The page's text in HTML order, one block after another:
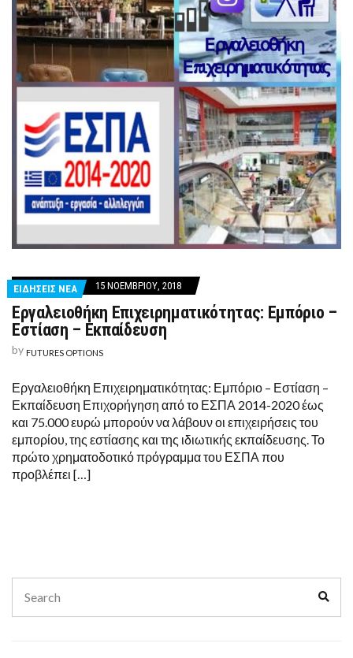
ΕΙΔΗΣΕΙΣ ΝΕΑ 15 ΝΟΕΜΒΡΊΟΥ, 2018
Εργαλειοθήκη Επιχειρηματικότητας: Εμπόριο –
Εστίαση – Εκπαίδευση
by FUTURES OPTIONS
Εργαλειοθήκη Επιχειρηματικότητας: Εμπόριο – Εστίαση –
Εκπαίδευση Επιχορήγηση από το ΕΣΠΑ 2014-2020 έως
και 75.000 ευρώ μπορούν να λάβουν οι επιχειρήσεις του
εμπορίου, της εστίασης και της ιδιωτικής εκπαίδευσης. Το
πρώτο χρηματοδοτικό πρόγραμμα του ΕΣΠΑ που
προβλέπει […]
for: